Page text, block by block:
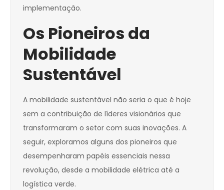
implementação.
Os Pioneiros da
Mobilidade
Sustentável
A mobilidade sustentável não seria o que é hoje
sem a contribuição de líderes visionários que
transformaram o setor com suas inovações. A
seguir, exploramos alguns dos pioneiros que
desempenharam papéis essenciais nessa
revolução, desde a mobilidade elétrica até a
logística verde.